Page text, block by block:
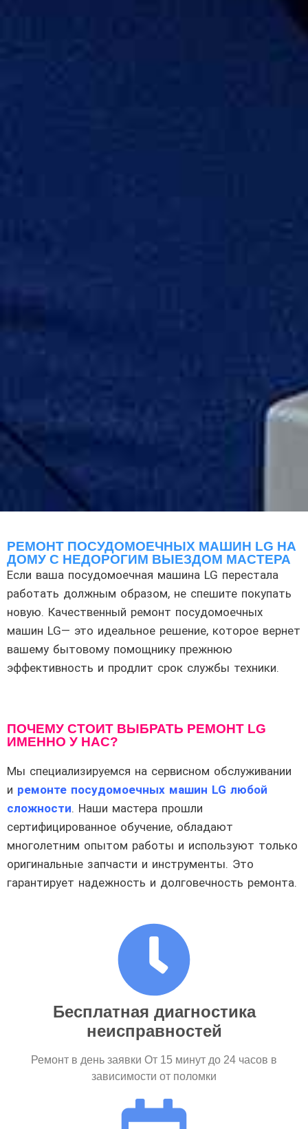
РЕМОНТ ПОСУДОМОЕЧНЫХ МАШИН LG НА
ДОМУ С НЕДОРОГИМ ВЫЕЗДОМ МАСТЕРА
Если ваша посудомоечная машина LG перестала
работать должным образом, не спешите покупать
новую. Качественный ремонт посудомоечных
машин LG— это идеальное решение, которое вернет
вашему бытовому помощнику прежнюю
эффективность и продлит срок службы техники.
ПОЧЕМУ СТОИТ ВЫБРАТЬ РЕМОНТ LG
ИМЕННО У НАС?
Мы специализируемся на сервисном обслуживании
и ремонте посудомоечных машин LG любой
сложности. Наши мастера прошли
сертифицированное обучение, обладают
многолетним опытом работы и используют только
оригинальные запчасти и инструменты. Это
гарантирует надежность и долговечность ремонта.
Бесплатная диагностика
неисправностей
Ремонт в день заявки От 15 минут до 24 часов в
зависимости от поломки